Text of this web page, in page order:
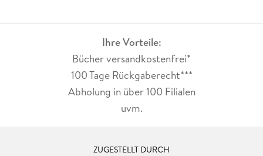
Ihre Vorteile:
Bücher versandkostenfrei*
100 Tage Rückgaberecht***
Abholung in über 100 Filialen
uvm.
ZUGESTELLT DURCH